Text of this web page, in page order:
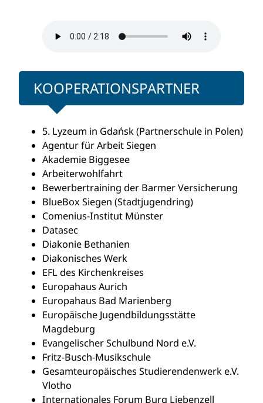
KOOPERATIONSPARTNER
5. Lyzeum in Gdańsk (Partnerschule in Polen)
Agentur für Arbeit Siegen
Akademie Biggesee
Arbeiterwohlfahrt
Bewerbertraining der Barmer Versicherung
BlueBox Siegen (Stadtjugendring)
Comenius-Institut Münster
Datasec
Diakonie Bethanien
Diakonisches Werk
EFL des Kirchenkreises
Europahaus Aurich
Europahaus Bad Marienberg
Europäische Jugendbildungsstätte
Magdeburg
Evangelischer Schulbund Nord e.V.
Fritz-Busch-Musikschule
Gesamteuropäisches Studierendenwerk e.V.
Vlotho
Internationales Forum Burg Liebenzell